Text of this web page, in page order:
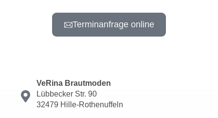
Terminanfrage online
VeRina Brautmoden
Lübbecker Str. 90
32479 Hille-Rothenuffeln